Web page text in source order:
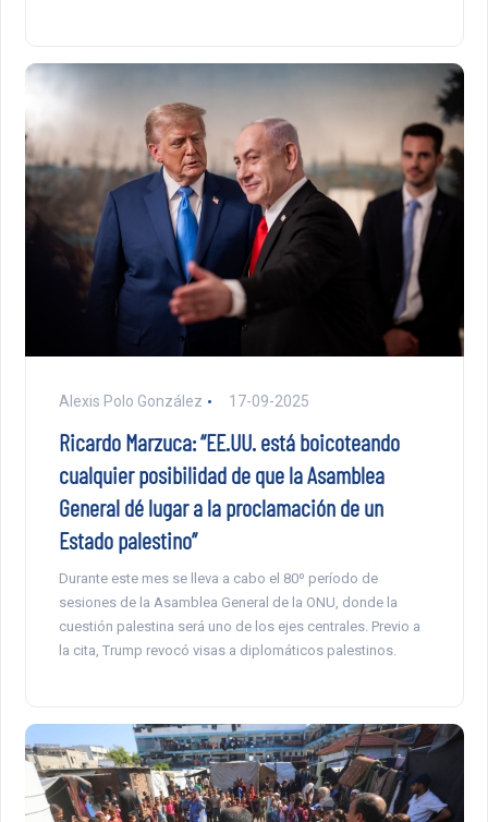
Alexis Polo González 17-09-2025
Ricardo Marzuca: “EE.UU. está boicoteando
cualquier posibilidad de que la Asamblea
General dé lugar a la proclamación de un
Estado palestino”
Durante este mes se lleva a cabo el 80º período de
sesiones de la Asamblea General de la ONU, donde la
cuestión palestina será uno de los ejes centrales. Previo a
la cita, Trump revocó visas a diplomáticos palestinos.